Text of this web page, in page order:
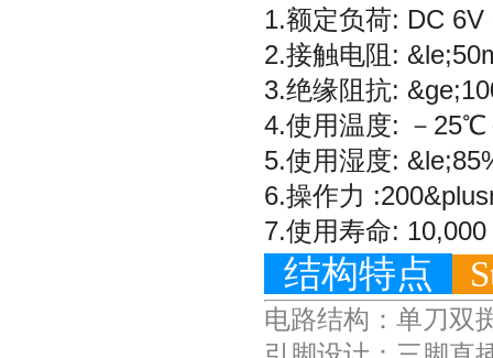
1.额定负荷: DC 6V
2.接触电阻:
3.绝缘阻抗:
4.使用温度: －
5.使用湿度:
6.操作力
7.使用寿命:
结构特点
电路结构：单刀双